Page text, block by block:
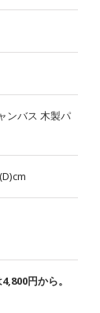
ンバス 木製パ
円から。